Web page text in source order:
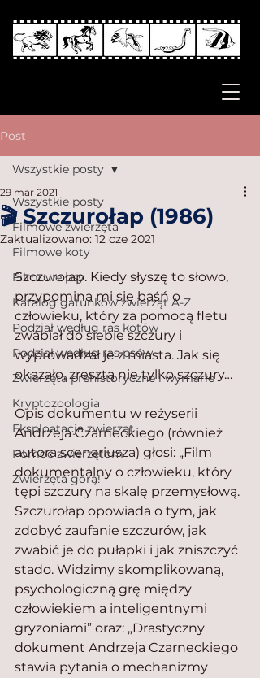
Post
Wszystkie posty
Filmowe zwierzęta
Filmowe koty
Filmowe psy
Katalog gatunków zwierząt A-Z
Podział według ras kotów
Podział według ras psów
Zwierzęta prehistoryczne i wymarłe
Kryptozoologia
Eksploatacja zwierząt
Pomoc zwierzętom
Zwierzęta górą!
Wszystkie posty
🎬 Szczurołap (1986)
29 mar 2021
Zaktualizowano: 12 cze 2021
Szczurołap. Kiedy słyszę to słowo,
przypomina mi się baśń o
człowieku, który za pomocą fletu
zwabiał do siebie szczury i
wyprowadzał je z miasta. Jak się
okazało, zresztą nie tylko szczury…
Opis dokumentu w reżyserii
Andrzeja Czarneckiego (również
autora scenariusza) głosi: „Film
dokumentalny o człowieku, który
tępi szczury na skalę przemysłową.
Szczurołap opowiada o tym, jak
zdobyć zaufanie szczurów, jak
zwabić je do pułapki i jak zniszczyć
stado. Widzimy skomplikowaną,
psychologiczną grę między
człowiekiem a inteligentnymi
gryzoniami” oraz: „Drastyczny
dokument Andrzeja Czarneckiego
stawia pytania o mechanizmy